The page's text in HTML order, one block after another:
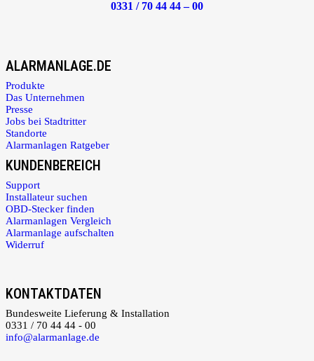
0331 / 70 44 44 – 00
ALARMANLAGE.DE
Produkte
Das Unternehmen
Presse
Jobs bei Stadtritter
Standorte
Alarmanlagen Ratgeber
KUNDENBEREICH
Support
Installateur suchen
OBD-Stecker finden
Alarmanlagen Vergleich
Alarmanlage aufschalten
Widerruf
KONTAKTDATEN
Bundesweite Lieferung & Installation
0331 / 70 44 44 - 00
info@alarmanlage.de